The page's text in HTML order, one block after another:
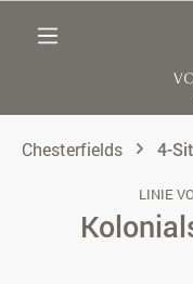
Chesterfields 4-
LINIE